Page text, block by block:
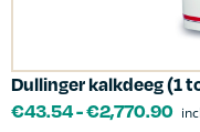
Dullinger kalkdeeg (1
€43.54-€2,770.90